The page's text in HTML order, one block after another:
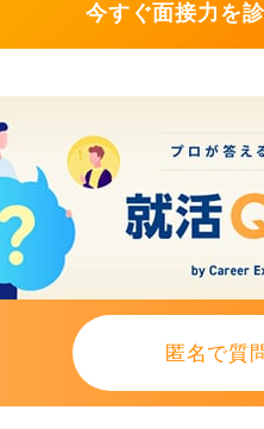
く（テープを持っていく、
出ていれば十分ですから
今すぐ面接力を
匿名で質